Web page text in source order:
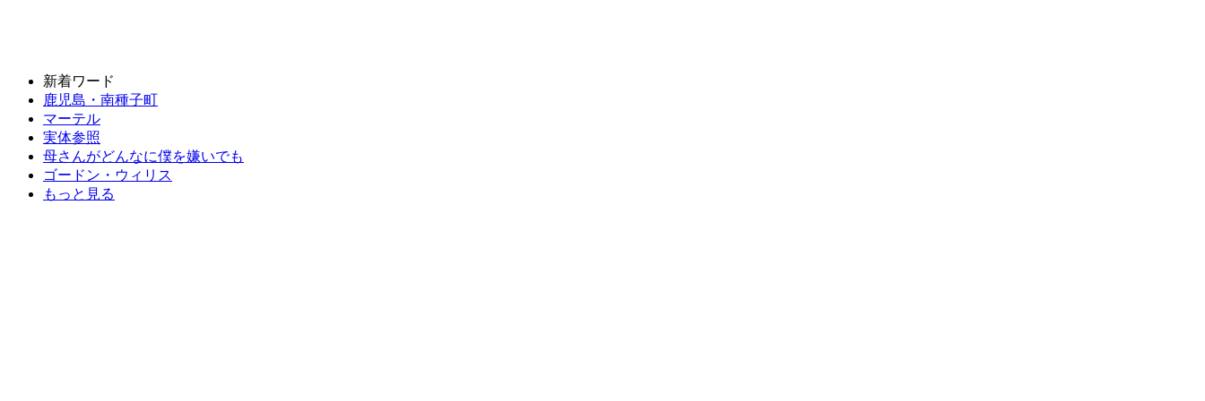
新着ワード
鹿児島・南種子町
マーテル
実体参照
母さんがどんなに僕を嫌いでも
ゴードン・ウィリス
もっと見る